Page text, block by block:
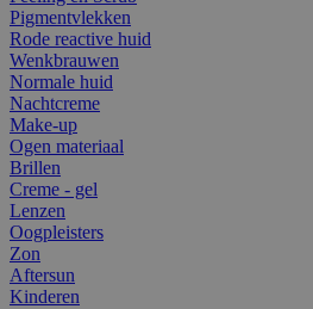
Pigmentvlekken
Rode reactive huid
Wenkbrauwen
Normale huid
Nachtcreme
Make-up
Ogen materiaal
Brillen
Creme - gel
Lenzen
Oogpleisters
Zon
Aftersun
Kinderen